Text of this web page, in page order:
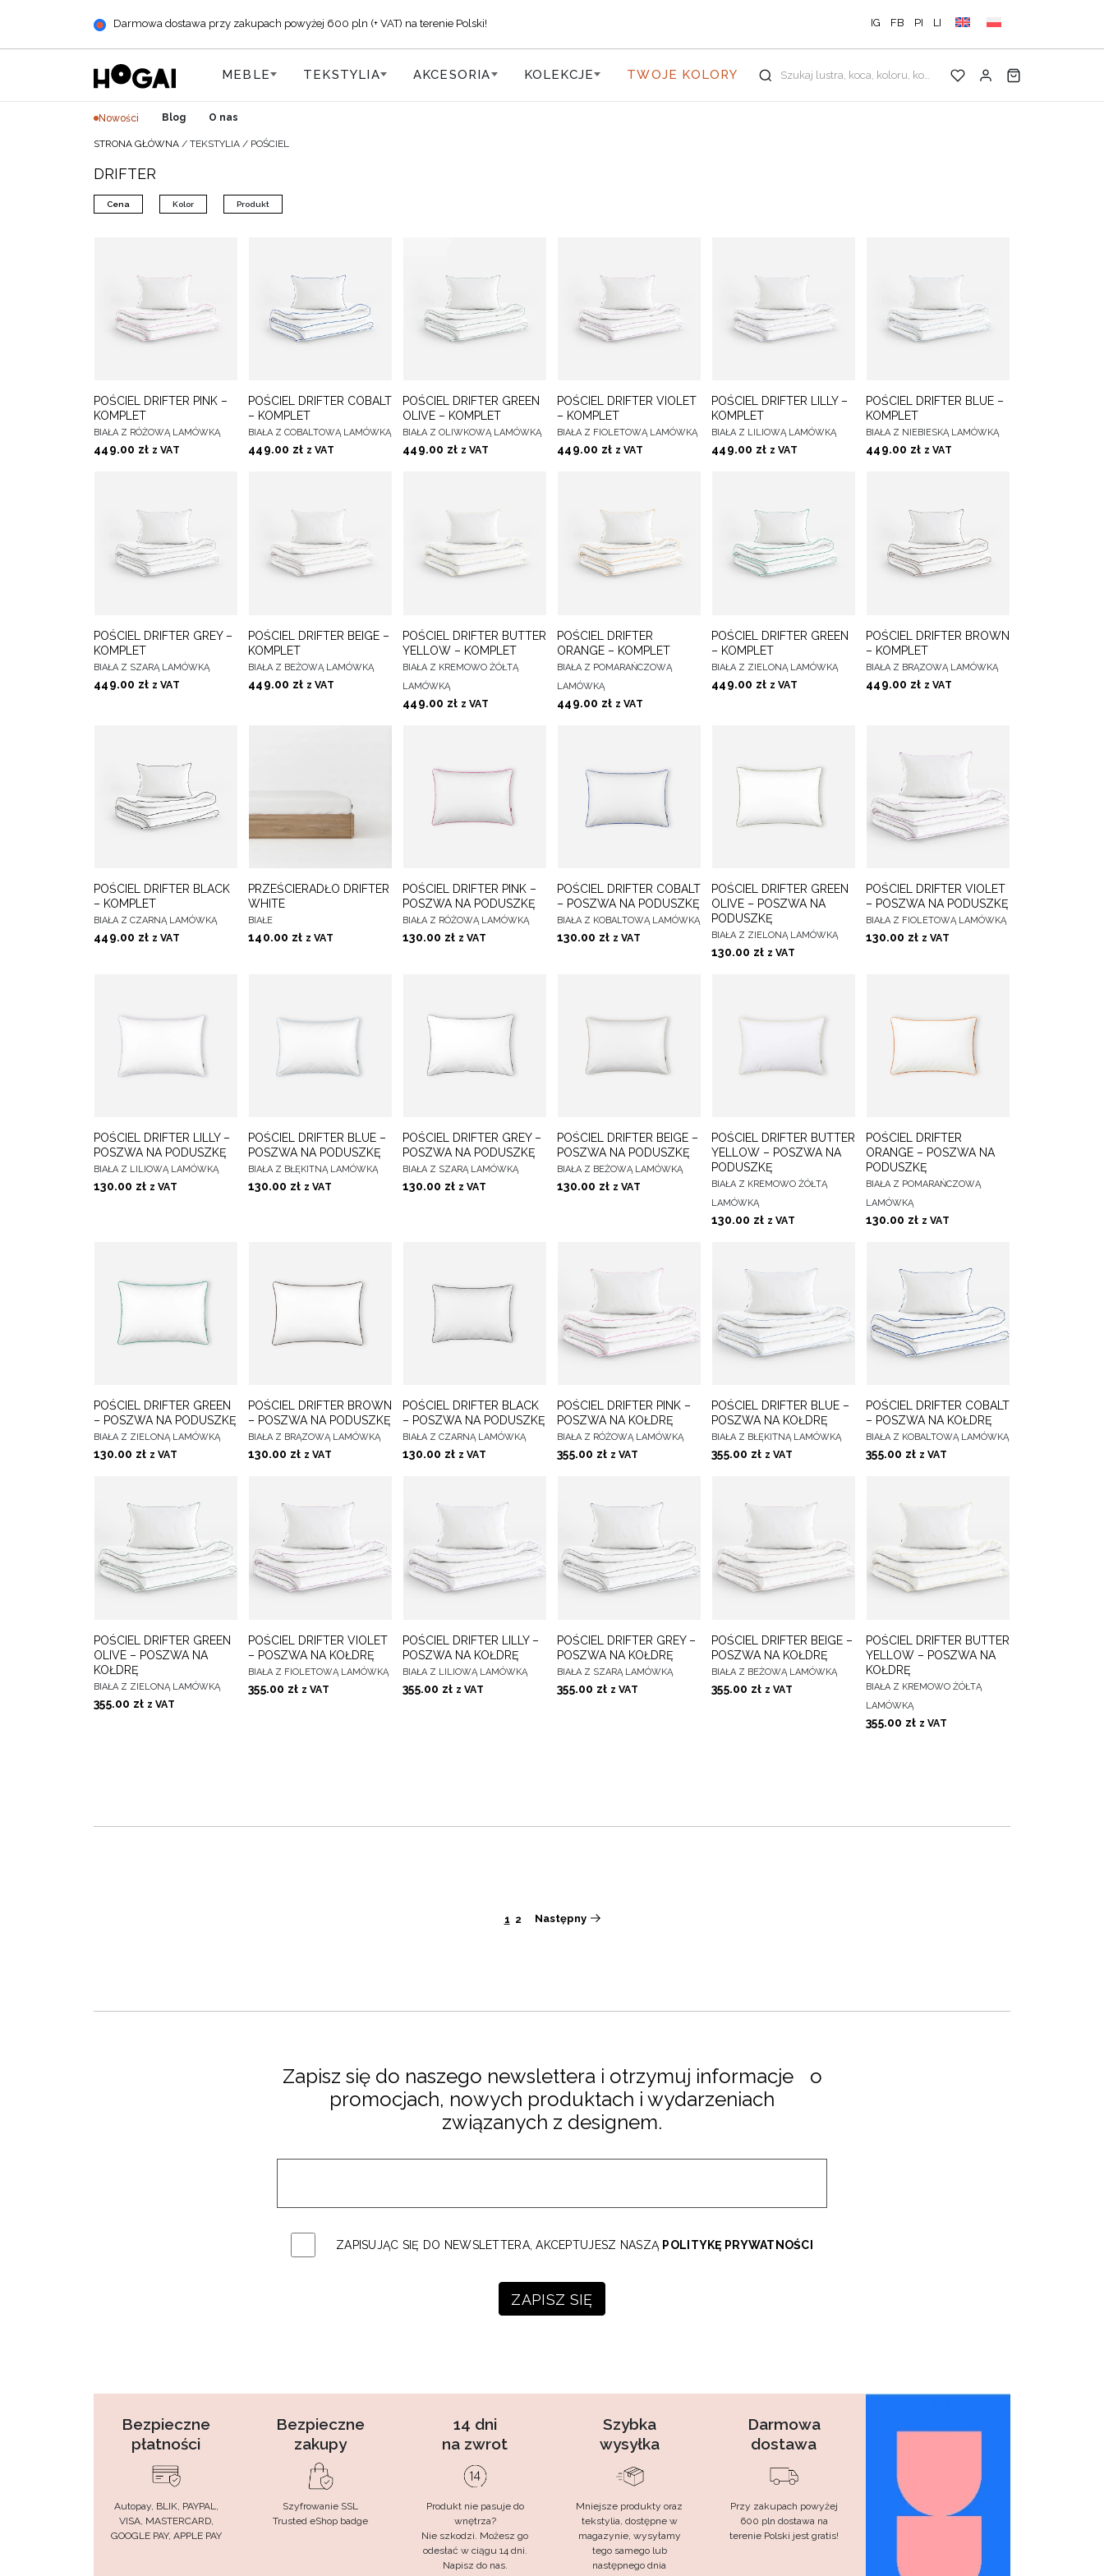
Darmowa dostawa przy zakupach powyżej 600 pln (+ VAT) na terenie Polski! IG FB PI LI
MEBLE TEKSTYLIA AKCESORIA KOLEKCJE TWOJE KOLORY Szukaj lustra, koca, koloru, kolekcji...
Nowości Blog O nas
STRONA GŁÓWNA / TEKSTYLIA / POŚCIEL
DRIFTER
Cena Kolor Produkt
WYBIERZ OPCJE
POŚCIEL DRIFTER PINK –
KOMPLET
BIAŁA Z RÓŻOWĄ LAMÓWKĄ
449.00 zł z VAT
WYBIERZ OPCJE
POŚCIEL DRIFTER COBALT
– KOMPLET
BIAŁA Z COBALTOWĄ LAMÓWKĄ
449.00 zł z VAT
WYBIERZ OPCJE
ULUBIONYCH
POŚCIEL DRIFTER GREEN
OLIVE – KOMPLET
BIAŁA Z OLIWKOWĄ LAMÓWKĄ
449.00 zł z VAT
WYBIERZ OPCJE
POŚCIEL DRIFTER VIOLET
– KOMPLET
BIAŁA Z FIOLETOWĄ LAMÓWKĄ
449.00 zł z VAT
WYBIERZ OPCJE
POŚCIEL DRIFTER LILLY –
KOMPLET
BIAŁA Z LILIOWĄ LAMÓWKĄ
449.00 zł z VAT
WYBIERZ OPCJE
POŚCIEL DRIFTER BLUE –
KOMPLET
BIAŁA Z NIEBIESKĄ LAMÓWKĄ
449.00 zł z VAT
WYBIERZ OPCJE
POŚCIEL DRIFTER GREY –
KOMPLET
BIAŁA Z SZARĄ LAMÓWKĄ
449.00 zł z VAT
WYBIERZ OPCJE
POŚCIEL DRIFTER BEIGE –
KOMPLET
BIAŁA Z BEŻOWĄ LAMÓWKĄ
449.00 zł z VAT
WYBIERZ OPCJE
POŚCIEL DRIFTER BUTTER
YELLOW – KOMPLET
BIAŁA Z KREMOWO ŻÓŁTĄ
LAMÓWKĄ
449.00 zł z VAT
WYBIERZ OPCJE
POŚCIEL DRIFTER
ORANGE – KOMPLET
BIAŁA Z POMARAŃCZOWĄ
LAMÓWKĄ
449.00 zł z VAT
WYBIERZ OPCJE
POŚCIEL DRIFTER GREEN
– KOMPLET
BIAŁA Z ZIELONĄ LAMÓWKĄ
449.00 zł z VAT
WYBIERZ OPCJE
POŚCIEL DRIFTER BROWN
– KOMPLET
BIAŁA Z BRĄZOWĄ LAMÓWKĄ
449.00 zł z VAT
WYBIERZ OPCJE
POŚCIEL DRIFTER BLACK
– KOMPLET
BIAŁA Z CZARNĄ LAMÓWKĄ
449.00 zł z VAT
WYBIERZ OPCJE
PRZEŚCIERADŁO DRIFTER
WHITE
BIAŁE
140.00 zł z VAT
WYBIERZ OPCJE
POŚCIEL DRIFTER PINK –
POSZWA NA PODUSZKĘ
BIAŁA Z RÓŻOWĄ LAMÓWKĄ
130.00 zł z VAT
WYBIERZ OPCJE
POŚCIEL DRIFTER COBALT
– POSZWA NA PODUSZKĘ
BIAŁA Z KOBALTOWĄ LAMÓWKĄ
130.00 zł z VAT
WYBIERZ OPCJE
POŚCIEL DRIFTER GREEN
OLIVE – POSZWA NA
PODUSZKĘ
BIAŁA Z ZIELONĄ LAMÓWKĄ
130.00 zł z VAT
WYBIERZ OPCJE
POŚCIEL DRIFTER VIOLET
– POSZWA NA PODUSZKĘ
BIAŁA Z FIOLETOWĄ LAMÓWKĄ
130.00 zł z VAT
WYBIERZ OPCJE
ULUBIONYCH
POŚCIEL DRIFTER LILLY –
POSZWA NA PODUSZKĘ
BIAŁA Z LILIOWĄ LAMÓWKĄ
130.00 zł z VAT
WYBIERZ OPCJE
ULUBIONYCH
POŚCIEL DRIFTER BLUE –
POSZWA NA PODUSZKĘ
BIAŁA Z BŁĘKITNĄ LAMÓWKĄ
130.00 zł z VAT
WYBIERZ OPCJE
ULUBIONYCH
POŚCIEL DRIFTER GREY –
POSZWA NA PODUSZKĘ
BIAŁA Z SZARĄ LAMÓWKĄ
130.00 zł z VAT
WYBIERZ OPCJE
ULUBIONYCH
POŚCIEL DRIFTER BEIGE –
POSZWA NA PODUSZKĘ
BIAŁA Z BEŻOWĄ LAMÓWKĄ
130.00 zł z VAT
WYBIERZ OPCJE
ULUBIONYCH
POŚCIEL DRIFTER BUTTER
YELLOW – POSZWA NA
PODUSZKĘ
BIAŁA Z KREMOWO ŻÓŁTĄ
LAMÓWKĄ
130.00 zł z VAT
WYBIERZ OPCJE
ULUBIONYCH
POŚCIEL DRIFTER
ORANGE – POSZWA NA
PODUSZKĘ
BIAŁA Z POMARAŃCZOWĄ
LAMÓWKĄ
130.00 zł z VAT
WYBIERZ OPCJE
ULUBIONYCH
POŚCIEL DRIFTER GREEN
– POSZWA NA PODUSZKĘ
BIAŁA Z ZIELONĄ LAMÓWKĄ
130.00 zł z VAT
WYBIERZ OPCJE
ULUBIONYCH
POŚCIEL DRIFTER BROWN
– POSZWA NA PODUSZKĘ
BIAŁA Z BRĄZOWĄ LAMÓWKĄ
130.00 zł z VAT
WYBIERZ OPCJE
ULUBIONYCH
POŚCIEL DRIFTER BLACK
– POSZWA NA PODUSZKĘ
BIAŁA Z CZARNĄ LAMÓWKĄ
130.00 zł z VAT
WYBIERZ OPCJE
ULUBIONYCH
POŚCIEL DRIFTER PINK –
POSZWA NA KOŁDRĘ
BIAŁA Z RÓŻOWĄ LAMÓWKĄ
355.00 zł z VAT
WYBIERZ OPCJE
ULUBIONYCH
POŚCIEL DRIFTER BLUE –
POSZWA NA KOŁDRĘ
BIAŁA Z BŁĘKITNĄ LAMÓWKĄ
355.00 zł z VAT
WYBIERZ OPCJE
ULUBIONYCH
POŚCIEL DRIFTER COBALT
– POSZWA NA KOŁDRĘ
BIAŁA Z KOBALTOWĄ LAMÓWKĄ
355.00 zł z VAT
WYBIERZ OPCJE
POŚCIEL DRIFTER GREEN
OLIVE – POSZWA NA
KOŁDRĘ
BIAŁA Z ZIELONĄ LAMÓWKĄ
355.00 zł z VAT
WYBIERZ OPCJE
POŚCIEL DRIFTER VIOLET
– POSZWA NA KOŁDRĘ
BIAŁA Z FIOLETOWĄ LAMÓWKĄ
355.00 zł z VAT
WYBIERZ OPCJE
POŚCIEL DRIFTER LILLY –
POSZWA NA KOŁDRĘ
BIAŁA Z LILIOWĄ LAMÓWKĄ
355.00 zł z VAT
WYBIERZ OPCJE
POŚCIEL DRIFTER GREY –
POSZWA NA KOŁDRĘ
BIAŁA Z SZARĄ LAMÓWKĄ
355.00 zł z VAT
WYBIERZ OPCJE
POŚCIEL DRIFTER BEIGE –
POSZWA NA KOŁDRĘ
BIAŁA Z BEŻOWĄ LAMÓWKĄ
355.00 zł z VAT
WYBIERZ OPCJE
POŚCIEL DRIFTER BUTTER
YELLOW – POSZWA NA
KOŁDRĘ
BIAŁA Z KREMOWO ŻÓŁTĄ
LAMÓWKĄ
355.00 zł z VAT
1 2 Następny
Zapisz się do naszego newslettera i otrzymuj informacje o
promocjach, nowych produktach i wydarzeniach
związanych z designem.
ZAPISUJĄC SIĘ DO NEWSLETTERA, AKCEPTUJESZ NASZĄ POLITYKĘ PRYWATNOŚCI
Bezpieczne
płatności
Autopay, BLIK, PAYPAL,
VISA, MASTERCARD,
GOOGLE PAY, APPLE PAY
Bezpieczne
zakupy
Szyfrowanie SSL
Trusted eShop badge
14 dni
na zwrot
Produkt nie pasuje do
wnętrza?
Nie szkodzi. Możesz go
odesłać w ciągu 14 dni.
Napisz do nas.
Szybka
wysyłka
Mniejsze produkty oraz
tekstylia, dostępne w
magazynie, wysyłamy
tego samego lub
następnego dnia
Darmowa
dostawa
Przy zakupach powyżej
600 pln dostawa na
terenie Polski jest gratis!